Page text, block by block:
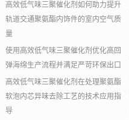
高效低气味三聚催化剂如何助力提升
轨道交通聚氨酯内饰件的室内空气质
量
使用高效低气味三聚催化剂优化高回
弹海绵生产流程并满足严苛环保出口
高效低气味三聚催化剂在处理聚氨酯
软泡内芯异味去除工艺的技术应用指
导